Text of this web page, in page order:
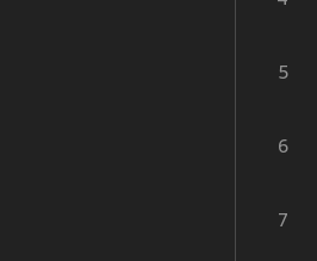
5
6
7